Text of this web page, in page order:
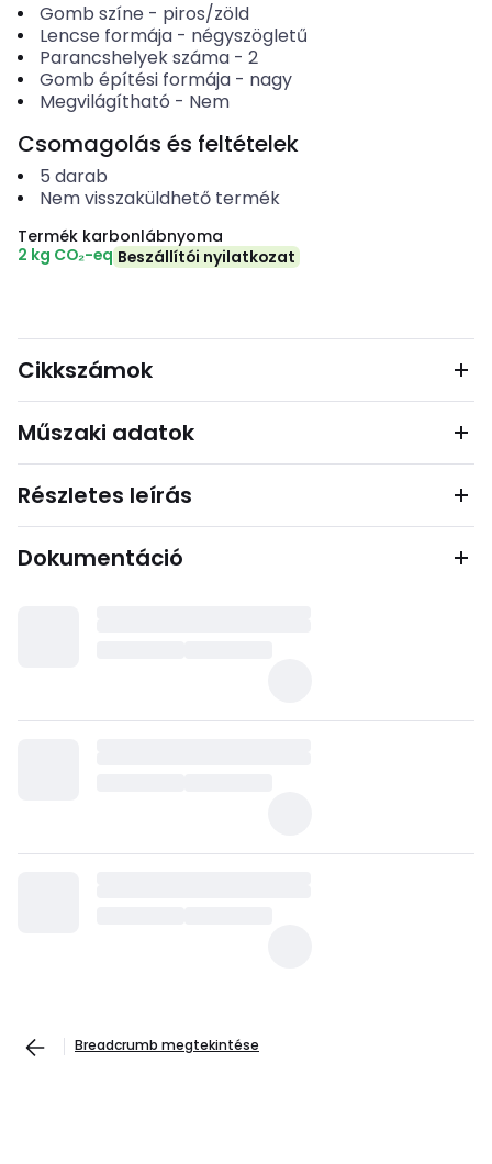
Gomb színe - piros/zöld
Lencse formája- négyszögletű
Parancshelyek száma- 2
Gomb építési formája- nagy
Megvilágítható - Nem
Csomagolás és feltételek
5 darab
Nem visszaküldhető termék
Termék karbonlábnyoma
2 kg CO₂-eq Beszállítói nyilatkozat
Cikkszámok
Műszaki adatok
Részletes leírás
Dokumentáció
Breadcrumb megtekintése